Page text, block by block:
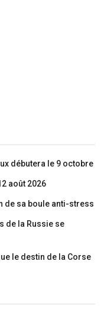
débutera le 9 octobre
août 2026
de sa boule anti-stress
de la Russie se
le destin de la Corse